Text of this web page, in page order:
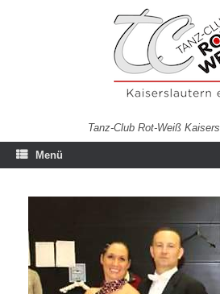
Tanz-Club Rot-Weiß
Menü